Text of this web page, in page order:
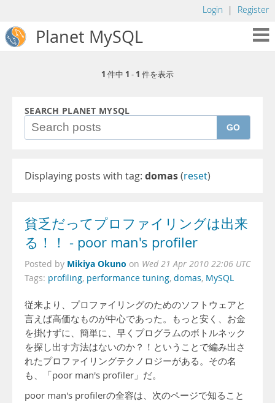
Login | Register
Planet MySQL
1 件中 1 - 1 件を表示
SEARCH PLANET MYSQL
GO
Displaying posts with tag: domas(reset)
貧乏だってプロファイリングは出来
る！！ - poor man's profiler
Posted by Mikiya Okuno on Wed 21 Apr 2010 22:06 UTC
Tags: profiling, performance tuning, domas, MySQL
従来より、プロファイリングのためのソフトウェアと
言えば高価なものが中心であった。もっと安く、お金
を掛けずに、簡単に、早くプログラムのボトルネック
を探し出す方法はないのか？！ということで編み出さ
れたプロファイリングテクノロジーがある。その名
も、「poor man's profiler」だ。
poor man's profilerの全容は、次のページで知ること